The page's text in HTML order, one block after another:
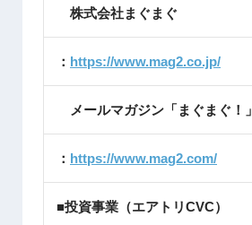
株式会社まぐまぐ
： https://www.mag2.co.jp/
メールマガジン「まぐまぐ！」
： https://www.mag2.com/
■投資事業（エアトリCVC）